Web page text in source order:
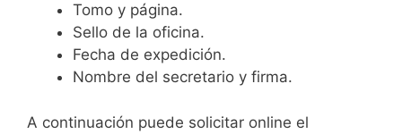
Tomo y página.
Sello de la oficina.
Fecha de expedición.
Nombre del secretario y firma.
A continuación puede solicitar online el